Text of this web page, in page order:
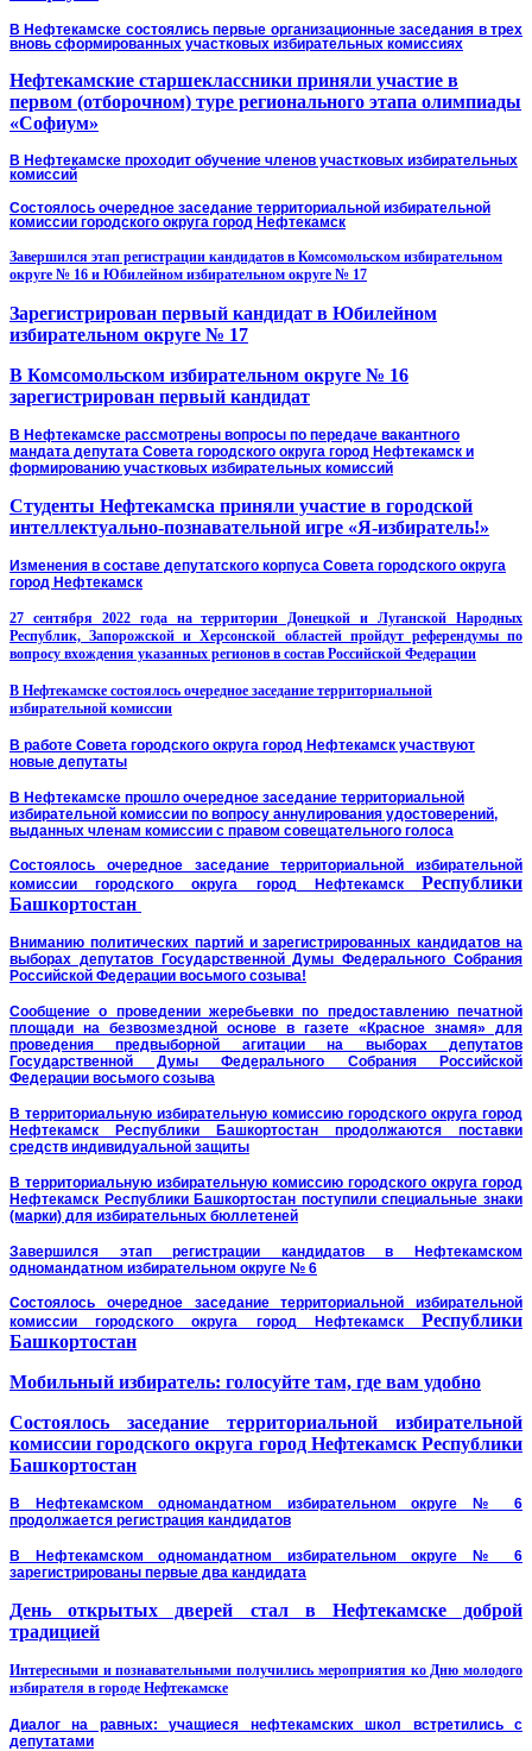
В Нефтекамске состоялись первые организационные заседания в трех
вновь сформированных участковых избирательных комиссиях
Нефтекамские старшеклассники приняли участие в
первом (отборочном) туре регионального этапа олимпиады
«Софиум»
В Нефтекамске проходит обучение членов участковых избирательных
комиссий
Состоялось очередное заседание территориальной избирательной
комиссии городского округа город Нефтекамск
Завершился этап регистрации кандидатов в Комсомольском избирательном
округе № 16 и Юбилейном избирательном округе № 17
Зарегистрирован первый кандидат в Юбилейном
избирательном округе № 17
В Комсомольском избирательном округе № 16
зарегистрирован первый кандидат
В Нефтекамске рассмотрены вопросы по передаче вакантного
мандата депутата Совета городского округа город Нефтекамск и
формированию участковых избирательных комиссий
Студенты Нефтекамска приняли участие в городской
интеллектуально-познавательной игре «Я-избиратель!»
Изменения в составе депутатского корпуса Совета городского округа
город Нефтекамск
27 сентября 2022 года на территории Донецкой и Луганской Народных
Республик, Запорожской и Херсонской областей пройдут референдумы по
вопросу вхождения указанных регионов в состав Российской Федерации
В Нефтекамске состоялось очередное заседание территориальной
избирательной комиссии
В работе Совета городского округа город Нефтекамск участвуют
новые депутаты
В Нефтекамске прошло очередное заседание территориальной
избирательной комиссии по вопросу аннулирования удостоверений,
выданных членам комиссии с правом совещательного голоса
Состоялось очередное заседание территориальной избирательной
комиссии городского округа город Нефтекамск Республики
Башкортостан
Вниманию политических партий и зарегистрированных кандидатов на
выборах депутатов Государственной Думы Федерального Собрания
Российской Федерации восьмого созыва!
Сообщение о проведении жеребьевки по предоставлению печатной
площади на безвозмездной основе в газете «Красное знамя» для
проведения предвыборной агитации на выборах депутатов
Государственной Думы Федерального Собрания Российской
Федерации восьмого созыва
В территориальную избирательную комиссию городского округа город
Нефтекамск Республики Башкортостан продолжаются поставки
средств индивидуальной защиты
В территориальную избирательную комиссию городского округа город
Нефтекамск Республики Башкортостан поступили специальные знаки
(марки) для избирательных бюллетеней
Завершился этап регистрации кандидатов в Нефтекамском
одномандатном избирательном округе № 6
Состоялось очередное заседание территориальной избирательной
комиссии городского округа город Нефтекамск Республики
Башкортостан
Мобильный избиратель: голосуйте там, где вам удобно
Состоялось заседание территориальной избирательной
комиссии городского округа город Нефтекамск Республики
Башкортостан
В Нефтекамском одномандатном избирательном округе № 6
продолжается регистрация кандидатов
В Нефтекамском одномандатном избирательном округе № 6
зарегистрированы первые два кандидата
День открытых дверей стал в Нефтекамске доброй
традицией
Интересными и познавательными получились мероприятия ко Дню молодого
избирателя в городе Нефтекамске
Диалог на равных: учащиеся нефтекамских школ встретились с
депутатами